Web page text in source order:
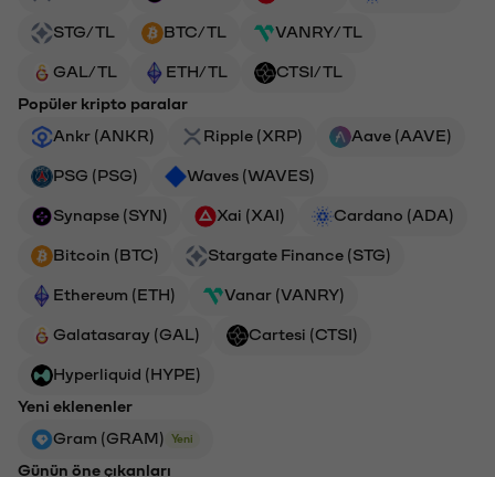
STG/TL BTC/TL VANRY/TL
GAL/TL ETH/TL
CTSI/TL
Popüler kripto paralar
Ankr (ANKR)
Ripple (XRP) Aave (AAVE)
PSG (PSG) Waves (WAVES)
Synapse (SYN) Xai (XAI) Cardano (ADA)
Bitcoin (BTC) Stargate Finance (STG)
Ethereum (ETH) Vanar (VANRY)
Galatasaray (GAL) Cartesi (CTSI)
Hyperliquid (HYPE)
Yeni eklenenler
Gram (GRAM)
Yeni
Günün öne çıkanları